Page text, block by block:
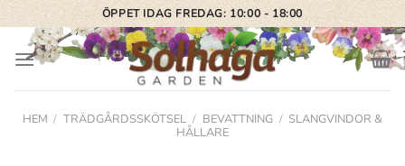
Skip
to
content
ÖPPET IDAG FREDAG: 10:00 - 18:00
HEM / TRÄDGÅRDSSKÖTSEL / BEVATTNING / SLANGVINDOR &
HÅLLARE